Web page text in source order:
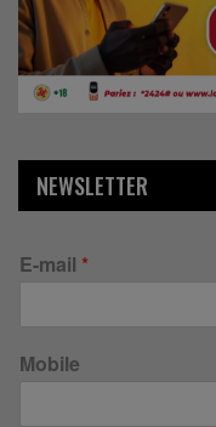
NEWSLETTER
E-mail *
Mobile